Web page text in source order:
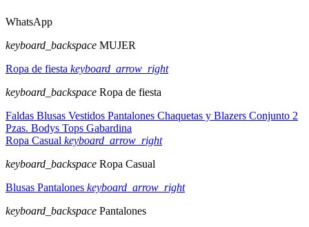
WhatsApp
keyboard_backspace MUJER
Ropa de fiesta keyboard_arrow_right
keyboard_backspace Ropa de fiesta
Faldas Blusas Vestidos Pantalones Chaquetas y Blazers Conjunto 2
Pzas. Bodys Tops Gabardina
Ropa Casual keyboard_arrow_right
keyboard_backspace Ropa Casual
Blusas Pantalones keyboard_arrow_right
keyboard_backspace Pantalones